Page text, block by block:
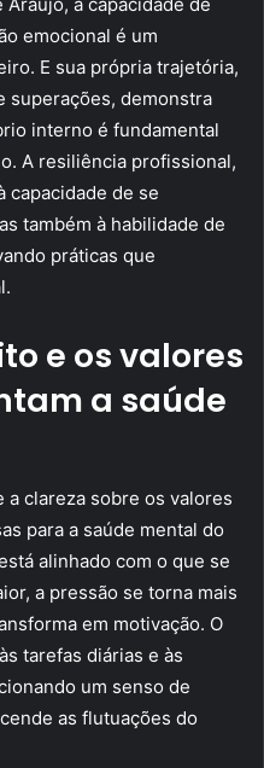
emocional é um
E sua própria trajetória,
superações, demonstra
interno é fundamental
A resiliência profissional,
capacidade de se
também à habilidade de
práticas que
e os valores
a saúde
clareza sobre os valores
para a saúde mental do
alinhado com o que se
a pressão se torna mais
em motivação. O
tarefas diárias e às
um senso de
as flutuações do